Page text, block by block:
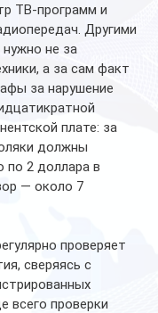
ТВ-программ и
Другими
не за
а за сам факт
за нарушение
плате: за
должны
по 2 доллара в
— около 7
проверяет
сверяясь с
всего проверки